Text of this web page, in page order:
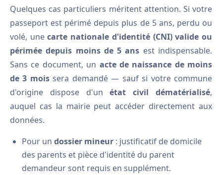
Quelques cas particuliers méritent attention. Si votre
passeport est périmé depuis plus de 5 ans, perdu ou
volé, unecarte nationale d'identité (CNI) valide ou
périmée depuis moins de 5 ans est indispensable.
Sans ce document, un acte de naissance de moins
de 3 moissera demandé — sauf si votre commune
d'origine dispose d'unétat civil dématérialisé,
auquel cas la mairie peut accéder directement aux
données.
Pour un dossier mineur : justificatif de domicile
des parents et pièce d'identité du parent
demandeur sont requis en supplément.